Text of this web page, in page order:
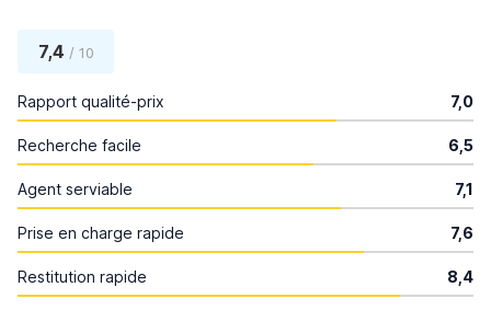
7,4 / 10
Rapport qualité-prix 7,0
Recherche facile 6,5
Agent serviable 7,1
Prise en charge rapide 7,6
Restitution rapide 8,4